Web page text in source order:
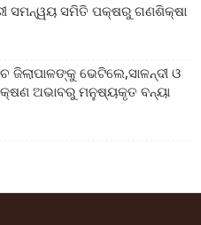
ସମନ୍ୱୟ ସମିତି ପକ୍ଷରୁ ଗଣଶିକ୍ଷା
ଭେଟିଲେ,ସାଳନ୍ଦୀ ଓ
ଅଭାବରୁ ମନୁଷ୍ୟକୃତ ବନ୍ୟା